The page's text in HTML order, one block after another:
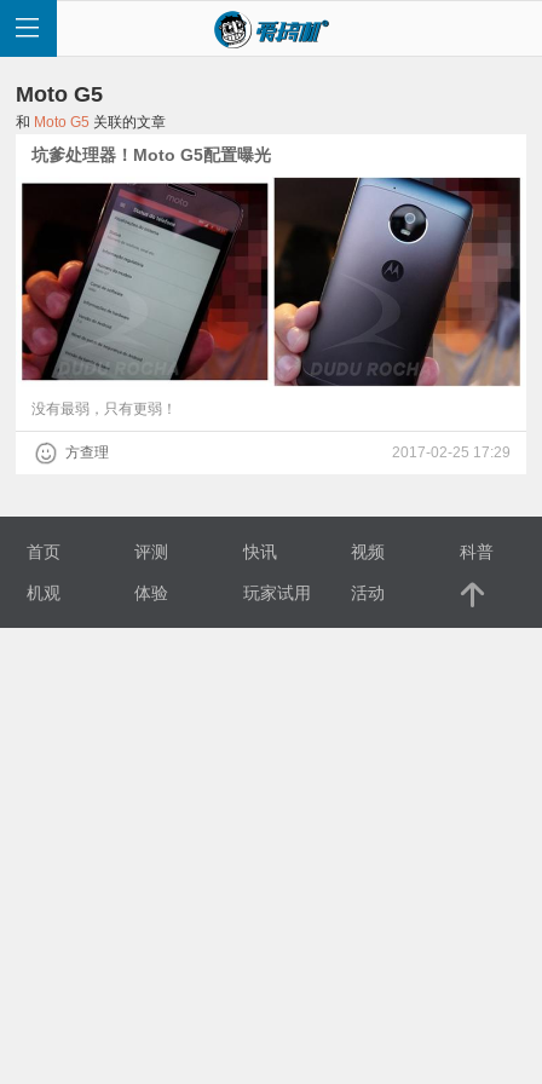
页
快
讯
测
视
Moto G5
和 Moto G5 关联的文章
坑爹处理器！Moto G5配置曝光
没有最弱，只有更弱！
方查理 2017-02-25 17:29
首页 评测 快讯 视频 科普
机观 体验 玩家试用 活动